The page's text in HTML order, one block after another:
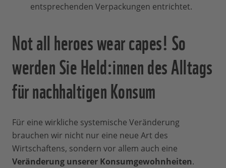
entsprechenden Verpackungen entrichtet.
Not all heroes wear capes! So
werden Sie Held:innen des Alltags
für nachhaltigen Konsum
Für eine wirkliche systemische Veränderung
brauchen wir nicht nur eine neue Art des
Wirtschaftens, sondern vor allem auch eine
Veränderung unserer Konsumgewohnheiten.